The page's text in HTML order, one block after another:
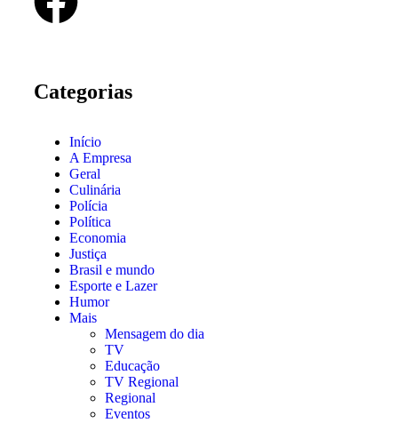
Categorias
Início
A Empresa
Geral
Culinária
Polícia
Política
Economia
Justiça
Brasil e mundo
Esporte e Lazer
Humor
Mais
Mensagem do dia
TV
Educação
TV Regional
Regional
Eventos